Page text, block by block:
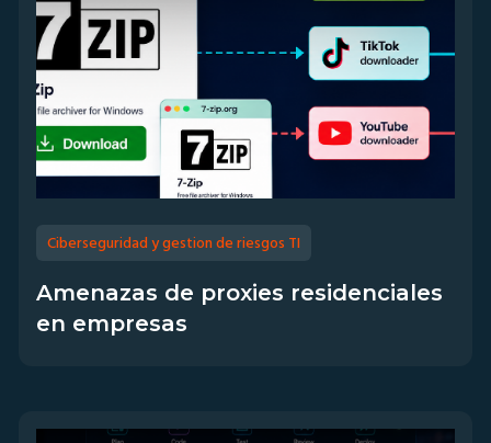
Ciberseguridad y gestion de riesgos TI
Amenazas de proxies residenciales
en empresas